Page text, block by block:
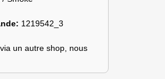
1219542_3
un autre shop, nous